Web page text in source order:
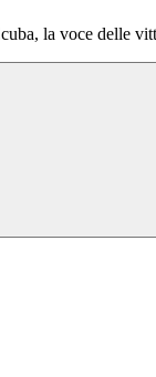
la voce delle